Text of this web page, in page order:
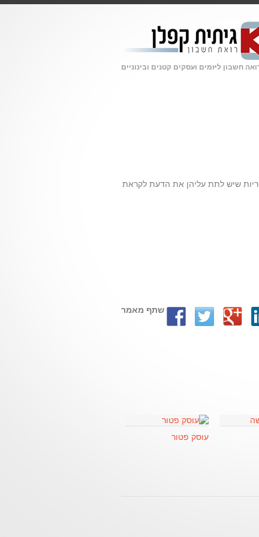
חשבון ליזמים ועסקים קטנים ובינוניים
העיקריות שיש לתת עליהן את הדעת לקראת
עוסק פטור